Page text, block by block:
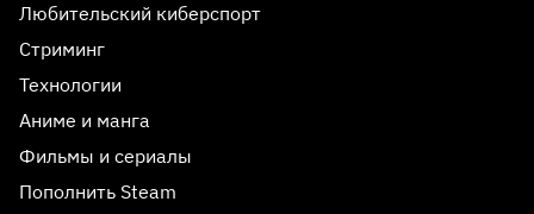
Любительский киберспорт
Стриминг
Технологии
Аниме и манга
Фильмы и сериалы
Пополнить Steam